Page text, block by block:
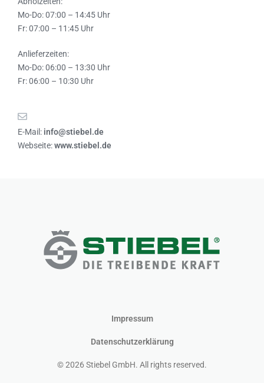
Mo-Do: 07:00 – 14:45 Uhr
Fr: 07:00 – 11:45 Uhr
Anlieferzeiten:
Mo-Do: 06:00 – 13:30 Uhr
Fr: 06:00 – 10:30 Uhr
E-Mail: info@stiebel.de
Webseite:www.stiebel.de
Impressum
Datenschutzerklärung
© 2026 Stiebel GmbH. All rights reserved.